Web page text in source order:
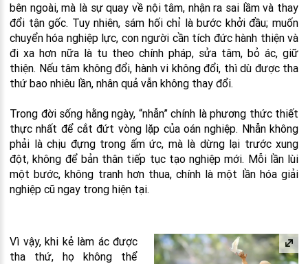
bên ngoài, mà là sự quay về nội tâm, nhận ra sai lầm và thay
đổi tận gốc. Tuy nhiên, sám hối chỉ là bước khởi đầu; muốn
chuyển hóa nghiệp lực, con người cần tích đức hành thiện và
đi xa hơn nữa là tu theo chính pháp, sửa tâm, bỏ ác, giữ
thiện. Nếu tâm không đổi, hành vi không đổi, thì dù được tha
thứ bao nhiêu lần, nhân quả vẫn không thay đổi.
Trong đời sống hằng ngày, “nhẫn” chính là phương thức thiết
thực nhất để cắt đứt vòng lặp của oán nghiệp. Nhẫn không
phải là chịu đựng trong ấm ức, mà là dừng lại trước xung
đột, không để bản thân tiếp tục tạo nghiệp mới. Mỗi lần lùi
một bước, không tranh hơn thua, chính là một lần hóa giải
nghiệp cũ ngay trong hiện tại.
Vì vậy, khi kẻ làm ác được
tha thứ, họ không thể